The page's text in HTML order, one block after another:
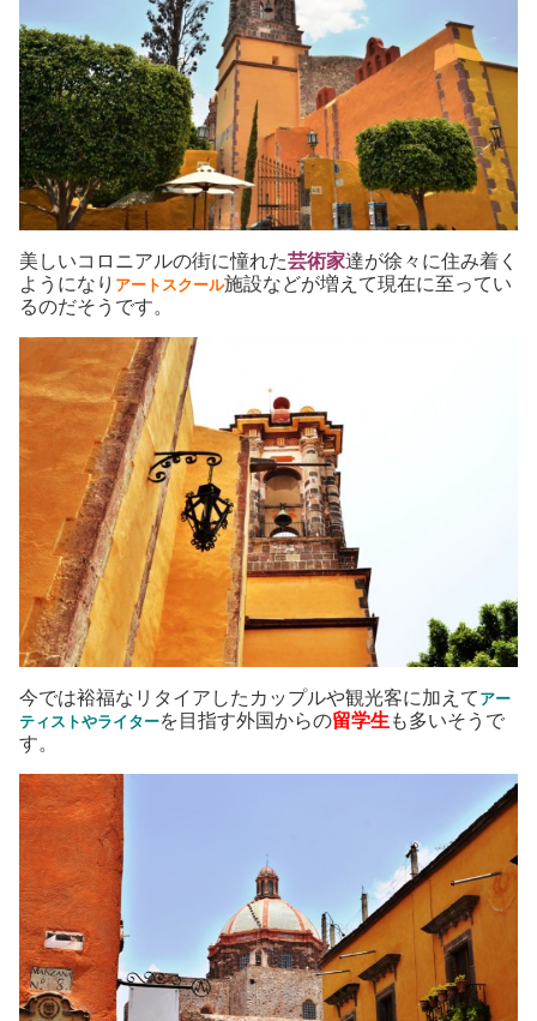
美しいコロニアルの街に憧れた芸術家達が徐々に住み着く
ようになり アートスクール施設などが増えて現在に至ってい
るのだそうです。
今では裕福なリタイアしたカップルや観光客に加えて アー
ティストやライターを目指す外国からの留学生 も多いそうで
す。